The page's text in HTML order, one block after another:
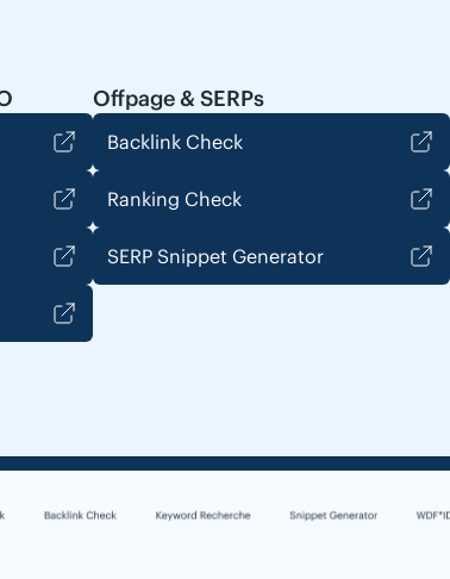
Offpage & SERPs
Backlink Check
Ranking Check
SERP Snippet Generator